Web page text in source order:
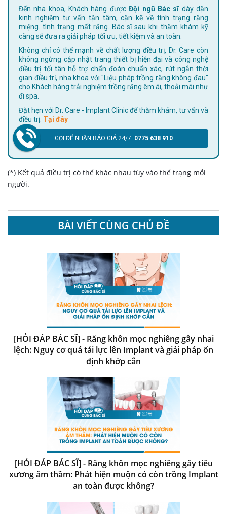
Đến nha khoa, Khách hàng đượcĐội ngũ Bác sĩdày dặn
kinh nghiệm tư vấn tận tâm, cặn kẽ về tình trạng răng
miệng. tình trạng mất răng. Bác sĩ sau khi thăm khám kỹ
càng sẽ đưa ra giải pháp tối ưu, tiết kiệm và an toàn.
Không chỉ có thế mạnh về chất lượng điều trị, Dr. Care còn
không ngừng cập nhật trang thiết bị hiện đại và công nghệ
điều trị tối tân hỗ trợ chẩn đoán chuẩn xác, rút ngắn thời
gian điều trị, nha khoa với "Liệu pháp trồng răng không đau"
cho Khách hàng trải nghiệm trồng răng êm ái, thoải mái như
đi spa.
Đặt hẹn với Dr. Care - Implant Clinic để thăm khám, tư vấn và
điều trị. Tại đây
GỌI ĐỂ NHẬN BÁO GIÁ 24/7: 0775 638 910
(*) Kết quả điều trị có thể khác nhau tùy vào thể trạng mỗi
người.
BÀI VIẾT CÙNG CHỦ ĐỀ
[HỎI ĐÁP BÁC SĨ] - Răng khôn mọc nghiêng gây nhai
lệch: Nguy cơ quá tải lực lên Implant và giải pháp ổn
định khớp cắn
[HỎI ĐÁP BÁC SĨ] - Răng khôn mọc nghiêng gây tiêu
xương âm thầm: Phát hiện muộn có còn trồng Implant
an toàn được không?